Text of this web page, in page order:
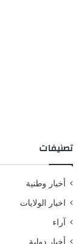
تصنيفات
أخبار وطنية
اخبار الولايات
آراء
أخبار دولية